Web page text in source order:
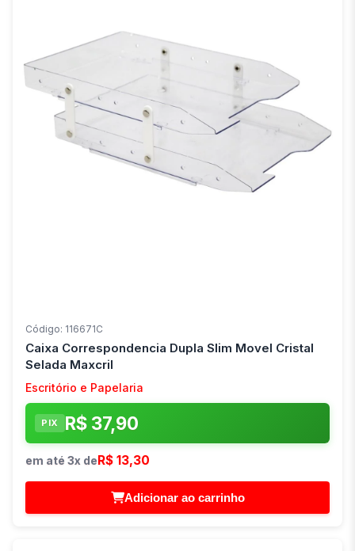
Código: 116671C
Caixa Correspondencia Dupla Slim Movel Cristal
Selada Maxcril
Escritório e Papelaria
PIX R$ 37,90
em até 3x deR$ 13,30
Adicionar ao carrinho